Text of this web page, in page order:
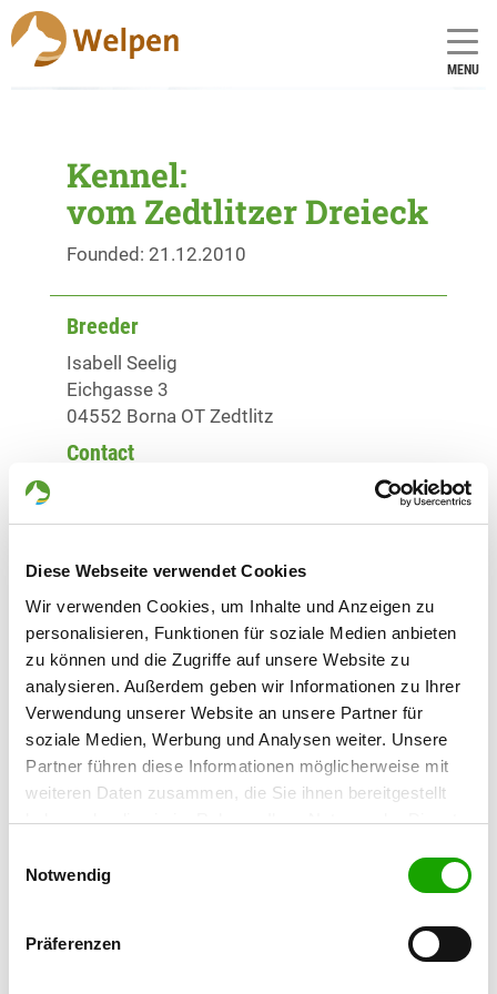
Diese Webseite verwendet Cookies
Wir verwenden Cookies, um Inhalte und Anzeigen zu
personalisieren, Funktionen für soziale Medien anbieten
zu können und die Zugriffe auf unsere Website zu
analysieren. Außerdem geben wir Informationen zu Ihrer
Verwendung unserer Website an unsere Partner für
soziale Medien, Werbung und Analysen weiter. Unsere
Partner führen diese Informationen möglicherweise mit
weiteren Daten zusammen, die Sie ihnen bereitgestellt
haben oder die sie im Rahmen Ihrer Nutzung der Dienste
Cookies, wenn Sie unsere Webseite weiterhin nutzen.
Notwendig
Präferenzen
MENU
Kennel:
vom Zedtlitzer Dreieck
Founded: 21.12.2010
Breeder
Isabell Seelig
Eichgasse 3
04552 Borna OT Zedtlitz
Contact
iseelig@gmx.de
SV-DOxS:
Watch the kennel on SV-DOxS
Address of the kennel
Isabell Seelig
Eichgasse 3
04552 Borna
Bereits in früher Jugend waren Hunde mein
in meinem Leben ein.
Eigenschaften als Gebrauchs- und